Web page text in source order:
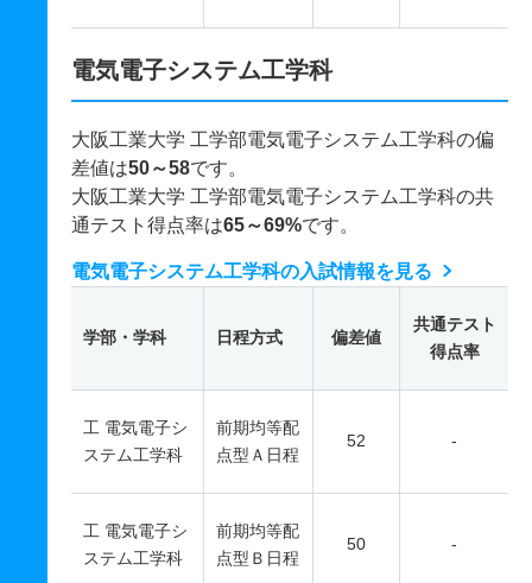
電気電子システム工学科
大阪工業大学 工学部電気電子システム工学科の偏
差値は50～58です。
大阪工業大学 工学部電気電子システム工学科の共
通テスト得点率は65～69%です。
電気電子システム工学科の入試情報を見る
学部・学科 日程方式 偏差値
共通テスト
得点率
工 電気電子シ
ステム工学科
前期均等配
点型Ａ日程
52 -
工 電気電子シ
ステム工学科
前期均等配
点型Ｂ日程
50 -